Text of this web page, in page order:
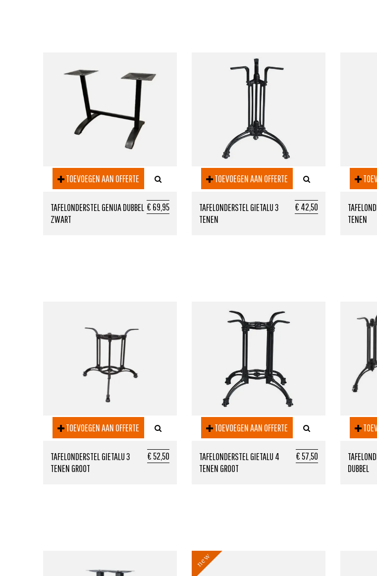
TOEVOEGEN AAN OFFERTE
€ 69,95
TAFELONDERSTEL GENUA DUBBEL
ZWART
TOEVOEGEN AAN OFFERTE
€ 42,50
TAFELONDERSTEL GIETALU 3
TENEN
TENEN
TOEVOEGEN AAN OFFERTE
€ 52,50
TAFELONDERSTEL GIETALU 3
TENEN GROOT
TOEVOEGEN AAN OFFERTE
€ 57,50
TAFELONDERSTEL GIETALU 4
TENEN GROOT
DUBBEL
new